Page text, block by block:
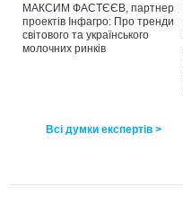
МАКСИМ ФАСТЄЄВ, партнер
проектів Інфагро: Про тренди
світового та українського
молочних ринків
Всі думки експертів >